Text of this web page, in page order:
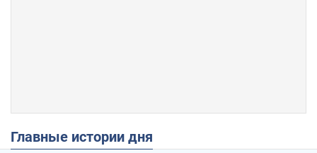
Главные истории дня